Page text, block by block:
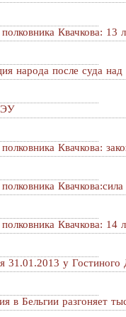
Квачкова: 13
народа после суда
Квачкова:
Квачкова: 14
31.01.2013 у Гостиного
в Бельгии разгоняет